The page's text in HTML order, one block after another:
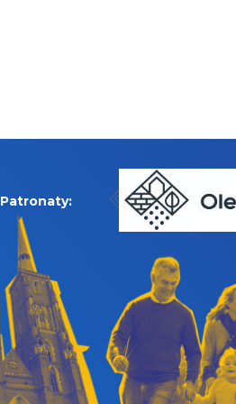
Patronaty: